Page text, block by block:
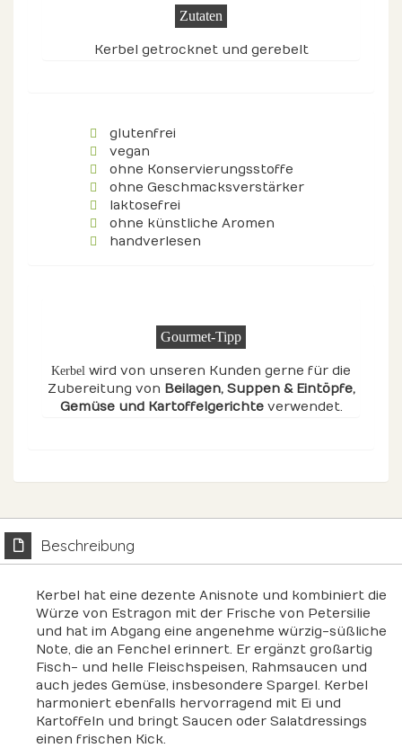
Zutaten
Kerbel getrocknet und gerebelt
glutenfrei
vegan
ohne Konservierungsstoffe
ohne Geschmacksverstärker
laktosefrei
ohne künstliche Aromen
handverlesen
Gourmet-Tipp
Kerbel wird von unseren Kunden gerne für die
Zubereitung von Beilagen, Suppen & Eintöpfe,
Gemüseund Kartoffelgerichteverwendet.
Beschreibung
Kerbel hat eine dezente Anisnote und kombiniert die
Würze von Estragon mit der Frische von Petersilie
und hat im Abgang eine angenehme würzig-süßliche
Note, die an Fenchel erinnert. Er ergänzt großartig
Fisch- und helle Fleischspeisen, Rahmsaucen und
auch jedes Gemüse, insbesondere Spargel. Kerbel
harmoniert ebenfalls hervorragend mit Ei und
Kartoffeln und bringt Saucen oder Salatdressings
einen frischen Kick.